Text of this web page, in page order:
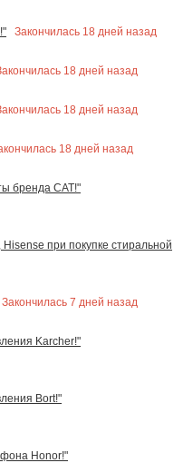
Закончилась 18 дней назад
18 дней назад
18 дней назад
18 дней назад
бренда CAT!"
при покупке стиральной
Закончилась 7 дней назад
Karcher!"
Bort!"
Honor!"